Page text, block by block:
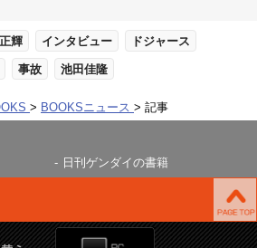
輝 インタビュー ドジャース
事故 池田佳隆
BOOKSニュース 記事
日刊ゲンダイの書籍